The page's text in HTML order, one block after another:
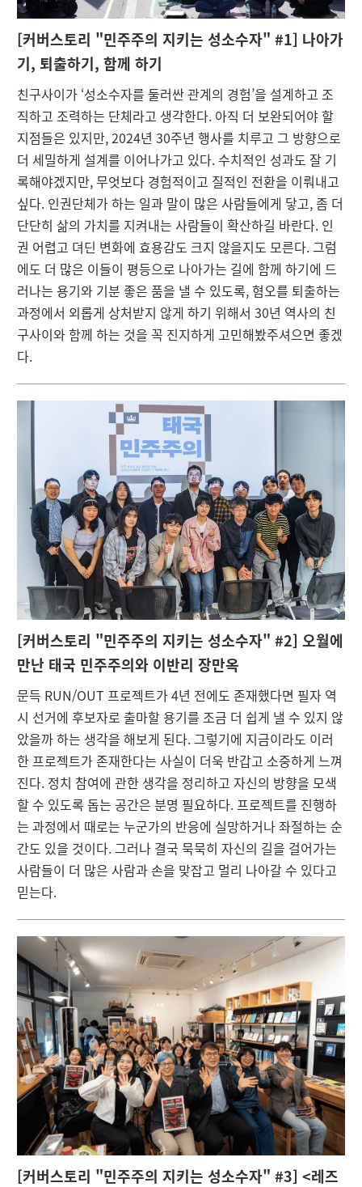
[커버스토리 "민주주의 지키는 성소수자" #1] 나아가
기, 퇴출하기, 함께 하기
친구사이가 ‘성소수자를 둘러싼 관계의 경험’을 설계하고 조
직하고 조력하는 단체라고 생각한다. 아직 더 보완되어야 할
지점들은 있지만, 2024년 30주년 행사를 치루고 그 방향으로
더 세밀하게 설계를 이어나가고 있다. 수치적인 성과도 잘 기
록해야겠지만, 무엇보다 경험적이고 질적인 전환을 이뤄내고
싶다. 인권단체가 하는 일과 말이 많은 사람들에게 닿고, 좀 더
단단히 삶의 가치를 지켜내는 사람들이 확산하길 바란다. 인
권 어렵고 뎌딘 변화에 효용감도 크지 않을지도 모른다. 그럼
에도 더 많은 이들이 평등으로 나아가는 길에 함께 하기에 드
러나는 용기와 기분 좋은 품을 낼 수 있도록, 혐오를 퇴출하는
과정에서 외롭게 상처받지 않게 하기 위해서 30년 역사의 친
구사이와 함께 하는 것을 꼭 진지하게 고민해봤주셔으면 좋겠
다.
[커버스토리 "민주주의 지키는 성소수자" #2] 오월에
만난 태국 민주주의와 이반리 장만옥
문득 RUN/OUT 프로젝트가 4년 전에도 존재했다면 필자 역
시 선거에 후보자로 출마할 용기를 조금 더 쉽게 낼 수 있지 않
았을까 하는 생각을 해보게 된다. 그렇기에 지금이라도 이러
한 프로젝트가 존재한다는 사실이 더욱 반갑고 소중하게 느껴
진다. 정치 참여에 관한 생각을 정리하고 자신의 방향을 모색
할 수 있도록 돕는 공간은 분명 필요하다. 프로젝트를 진행하
는 과정에서 때로는 누군가의 반응에 실망하거나 좌절하는 순
간도 있을 것이다. 그러나 결국 묵묵히 자신의 길을 걸어가는
사람들이 더 많은 사람과 손을 맞잡고 멀리 나아갈 수 있다고
믿는다.
[커버스토리 "민주주의 지키는 성소수자" #3] <레즈